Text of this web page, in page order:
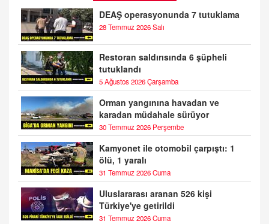
DEAŞ operasyonunda 7 tutuklama
28 Temmuz 2026 Salı
Restoran saldırısında 6 şüpheli
tutuklandı
5 Ağustos 2026 Çarşamba
Orman yangınına havadan ve
karadan müdahale sürüyor
30 Temmuz 2026 Perşembe
Kamyonet ile otomobil çarpıştı: 1
ölü, 1 yaralı
31 Temmuz 2026 Cuma
Uluslararası aranan 526 kişi
Türkiye'ye getirildi
31 Temmuz 2026 Cuma